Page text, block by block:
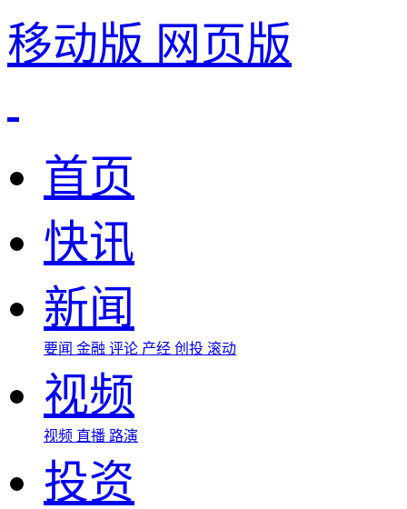
移动版 网页版
首页
快讯
新闻
要闻 金融 评论 产经 创投 滚动
视频
视频 直播 路演
投资